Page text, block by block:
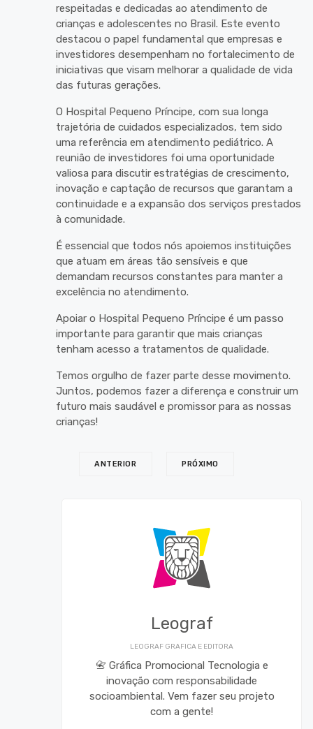
respeitadas e dedicadas ao atendimento de
crianças e adolescentes no Brasil. Este evento
destacou o papel fundamental que empresas e
investidores desempenham no fortalecimento de
iniciativas que visam melhorar a qualidade de vida
das futuras gerações.
O Hospital Pequeno Príncipe, com sua longa
trajetória de cuidados especializados, tem sido
uma referência em atendimento pediátrico. A
reunião de investidores foi uma oportunidade
valiosa para discutir estratégias de crescimento,
inovação e captação de recursos que garantam a
continuidade e a expansão dos serviços prestados
à comunidade.
É essencial que todos nós apoiemos instituições
que atuam em áreas tão sensíveis e que
demandam recursos constantes para manter a
excelência no atendimento.
Apoiar o Hospital Pequeno Príncipe é um passo
importante para garantir que mais crianças
tenham acesso a tratamentos de qualidade.
Temos orgulho de fazer parte desse movimento.
Juntos, podemos fazer a diferença e construir um
futuro mais saudável e promissor para as nossas
crianças!
ANTERIOR PRÓXIMO
Leograf
LEOGRAF GRAFICA E EDITORA
📇 Gráfica Promocional Tecnologia e
inovação com responsabilidade
socioambiental. Vem fazer seu projeto
com a gente!